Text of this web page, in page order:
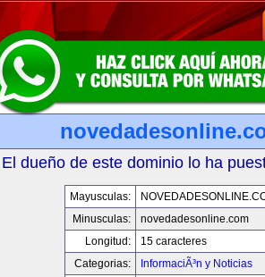
El dueño de este dominio lo ha
Mayusculas:
Minusculas:
novedadesonline.com
Longitud:
15 caracteres
Categorias:
InformaciÃ³n y Noticias